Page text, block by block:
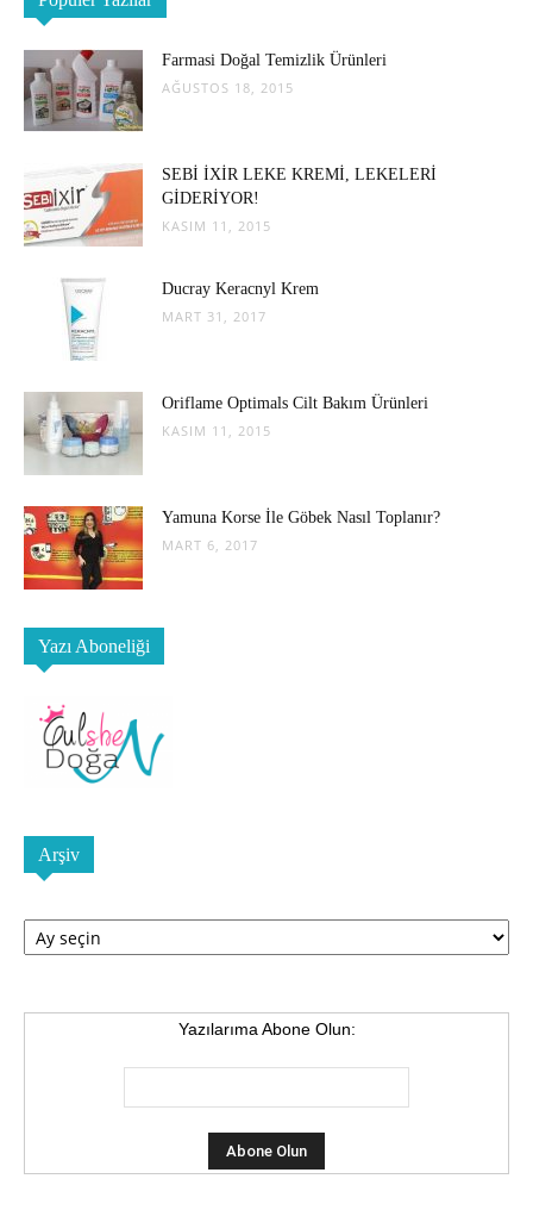
Farmasi Doğal Temizlik Ürünleri
AĞUSTOS 18, 2015
SEBİ İXİR LEKE KREMİ, LEKELERİ
GİDERİYOR!
KASIM 11, 2015
Ducray Keracnyl Krem
MART 31, 2017
Oriflame Optimals Cilt Bakım Ürünleri
KASIM 11, 2015
Yamuna Korse İle Göbek Nasıl Toplanır?
MART 6, 2017
Yazı Aboneliği
Arşiv
Arşiv
Yazılarıma Abone Olun: